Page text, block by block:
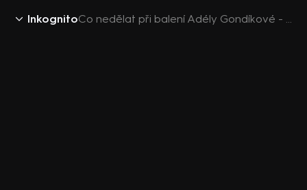
Inkognito Co nedělat při balení Adély Gondíkové - upoutávka